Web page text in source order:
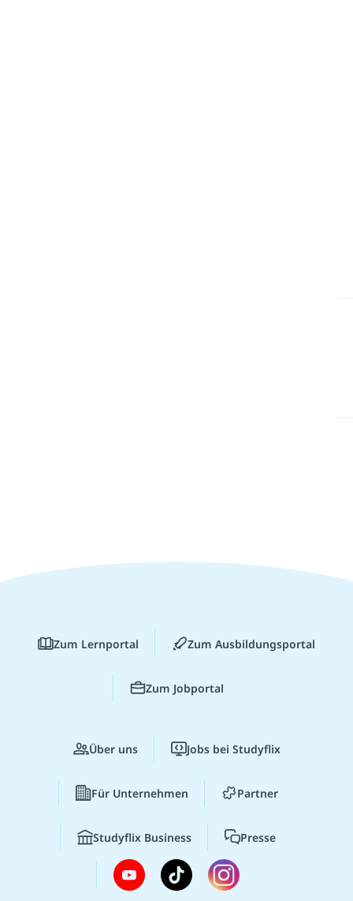
Zum Lernportal Zum Ausbildungsportal
Zum Jobportal
Über uns Jobs bei Studyflix
Für Unternehmen Partner
Studyflix Business Presse